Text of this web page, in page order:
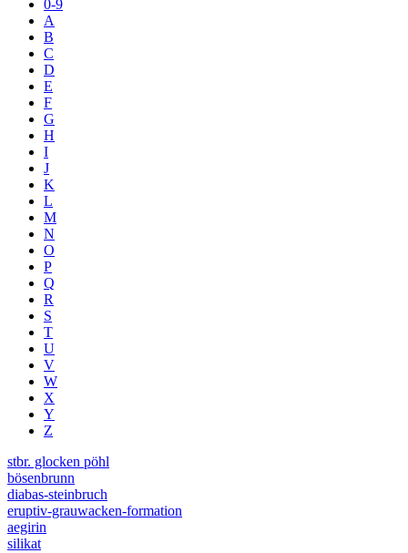
0-9
A
B
C
D
E
F
G
H
I
J
K
L
M
N
O
P
Q
R
S
T
U
V
W
X
Y
Z
stbr. glocken pöhl
bösenbrunn
diabas-steinbruch
eruptiv-grauwacken-formation
aegirin
silikat